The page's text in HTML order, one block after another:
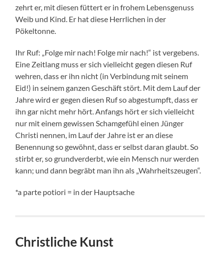
zehrt er, mit diesen füttert er in frohem Lebensgenuss
Weib und Kind. Er hat diese Herrlichen in der
Pökeltonne.
Ihr Ruf: „Folge mir nach! Folge mir nach!“ ist vergebens.
Eine Zeitlang muss er sich vielleicht gegen diesen Ruf
wehren, dass er ihn nicht (in Verbindung mit seinem
Eid!) in seinem ganzen Geschäft stört. Mit dem Lauf der
Jahre wird er gegen diesen Ruf so abgestumpft, dass er
ihn gar nicht mehr hört. Anfangs hört er sich vielleicht
nur mit einem gewissen Schamgefühl einen Jünger
Christi nennen, im Lauf der Jahre ist er an diese
Benennung so gewöhnt, dass er selbst daran glaubt. So
stirbt er, so grundverderbt, wie ein Mensch nur werden
kann; und dann begräbt man ihn als „Wahrheitszeugen“.
*a parte potiori = in der Hauptsache
Christliche Kunst